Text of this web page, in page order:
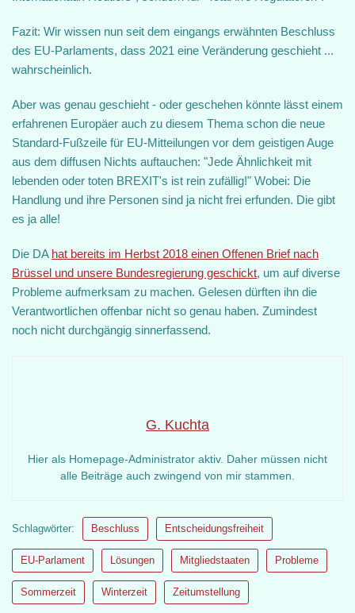
Fazit: Wir wissen nun seit dem eingangs erwähnten Beschluss
des EU-Parlaments, dass 2021 eine Veränderung geschieht ...
wahrscheinlich.
Aber was genau geschieht - oder geschehen könnte lässt einem
erfahrenen Europäer auch zu diesem Thema schon die neue
Standard-Fußzeile für EU-Mitteilungen vor dem geistigen Auge
aus dem diffusen Nichts auftauchen: "Jede Ähnlichkeit mit
lebenden oder toten BREXIT's ist rein zufällig!" Wobei: Die
Handlung und ihre Personen sind ja nicht frei erfunden. Die gibt
es ja alle!
Die DA hat bereits im Herbst 2018 einen Offenen Brief nach
Brüssel und unsere Bundesregierung geschickt, um auf diverse
Probleme aufmerksam zu machen. Gelesen dürften ihn die
Verantwortlichen offenbar nicht so genau haben. Zumindest
noch nicht durchgängig sinnerfassend.
G. Kuchta
Hier als Homepage-Administrator aktiv. Daher müssen nicht
alle Beiträge auch zwingend von mir stammen.
Schlagwörter: Beschluss Entscheidungsfreiheit
EU-Parlament Lösungen Mitgliedstaaten Probleme
Sommerzeit Winterzeit Zeitumstellung